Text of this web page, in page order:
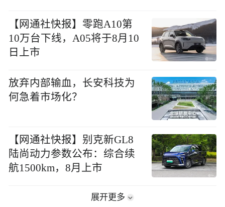
【网通社快报】零跑A10第
10万台下线，A05将于8月10
日上市
放弃内部输血，长安科技为
何急着市场化？
【网通社快报】别克新GL8
陆尚动力参数公布：综合续
航1500km，8月上市
展开更多